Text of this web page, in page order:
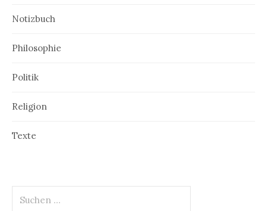
Notizbuch
Philosophie
Politik
Religion
Texte
nach: